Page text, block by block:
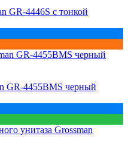
GR-4446S с тонкой
GR-4455BMS черный